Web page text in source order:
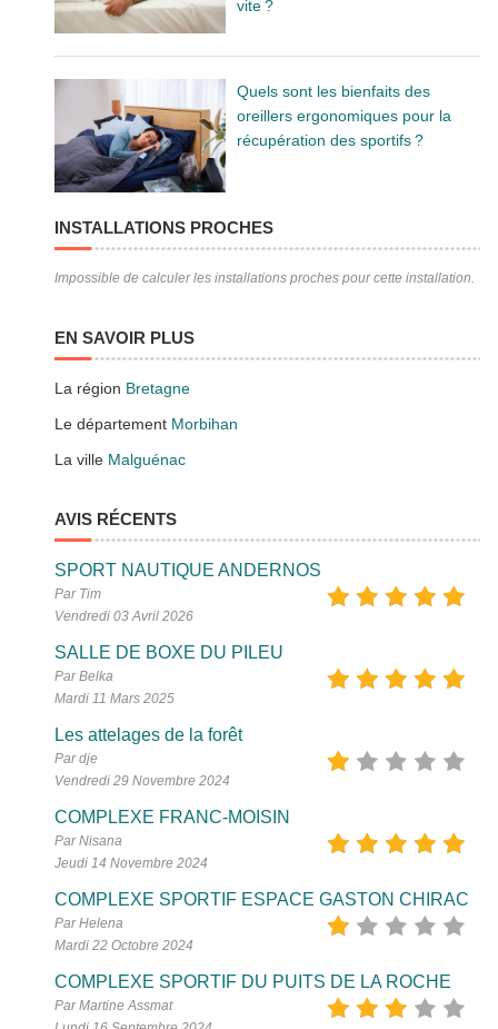
vite ?
Quels sont les bienfaits des
oreillers ergonomiques pour la
récupération des sportifs ?
INSTALLATIONS PROCHES
Impossible de calculer les installations proches pour cette installation.
EN SAVOIR PLUS
La région Bretagne
Le département Morbihan
La ville Malguénac
AVIS RÉCENTS
SPORT NAUTIQUE ANDERNOS
Par Tim
Vendredi 03 Avril 2026
SALLE DE BOXE DU PILEU
Par Belka
Mardi 11 Mars 2025
Les attelages de la forêt
Par dje
Vendredi 29 Novembre 2024
COMPLEXE FRANC-MOISIN
Par Nisana
Jeudi 14 Novembre 2024
COMPLEXE SPORTIF ESPACE GASTON CHIRAC
Par Helena
Mardi 22 Octobre 2024
COMPLEXE SPORTIF DU PUITS DE LA ROCHE
Par Martine Assmat